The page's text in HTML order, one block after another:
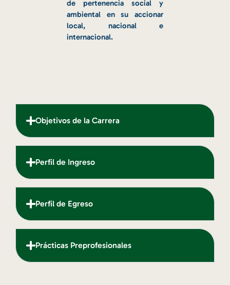
de pertenencia social y
ambiental en su accionar
local, nacional e
internacional.
Objetivos de la Carrera
Perfil de Ingreso
Perfil de Egreso
Prácticas Preprofesionales